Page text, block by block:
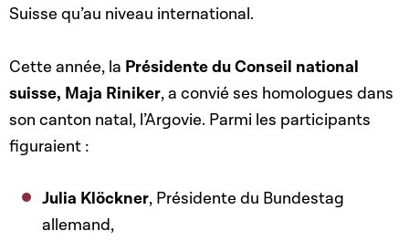
Suisse qu’au niveau international.
Cette année, la Présidente du Conseil national
suisse, Maja Riniker, a convié ses homologues dans
son canton natal, l’Argovie. Parmi les participants
figuraient :
Julia Klöckner, Présidente du Bundestag
allemand,